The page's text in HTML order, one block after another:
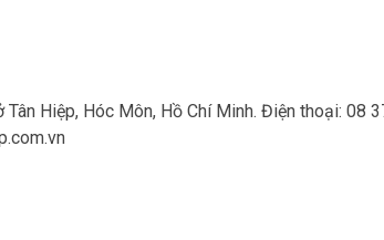
Hiệp, Hóc Môn, Hồ Chí Minh. Điện thoại: 08